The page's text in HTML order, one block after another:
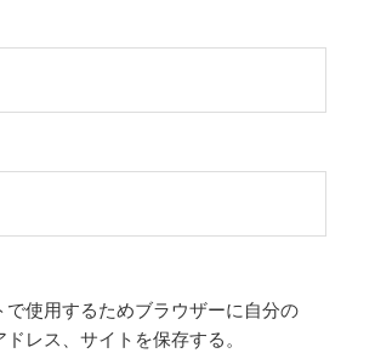
で使用するためブラウザーに自分の
レス、サイトを保存する。